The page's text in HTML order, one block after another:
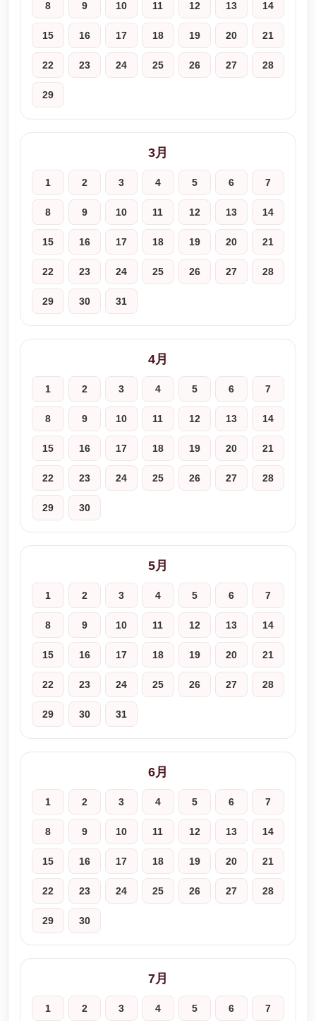
8 9 10 11 12 13 14
15 16 17 18 19 20 21
22 23 24 25 26 27 28
29
3月
1 2 3 4 5 6 7
8 9 10 11 12 13 14
15 16 17 18 19 20 21
22 23 24 25 26 27 28
29 30 31
4月
1 2 3 4 5 6 7
8 9 10 11 12 13 14
15 16 17 18 19 20 21
22 23 24 25 26 27 28
29 30
5月
1 2 3 4 5 6 7
8 9 10 11 12 13 14
15 16 17 18 19 20 21
22 23 24 25 26 27 28
29 30 31
6月
1 2 3 4 5 6 7
8 9 10 11 12 13 14
15 16 17 18 19 20 21
22 23 24 25 26 27 28
29 30
7月
1 2 3 4 5 6 7